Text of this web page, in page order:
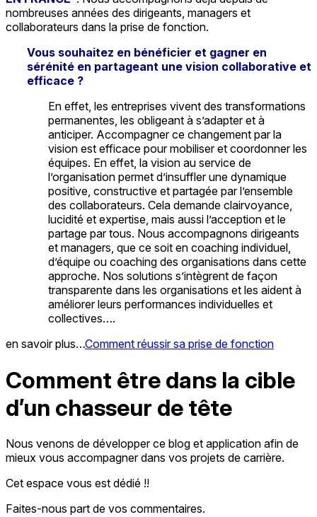
nombreuses années des dirigeants, managers et
collaborateurs dans la prise de fonction.
Vous souhaitez en bénéficier et gagner en
sérénité en partageant une vision collaborative et
efficace ?
En effet, les entreprises vivent des transformations
permanentes, les obligeant à s’adapter et à
anticiper. Accompagner ce changement par la
vision est efficace pour mobiliser et coordonner les
équipes. En effet, la vision au service de
l’organisation permet d’insuffler une dynamique
positive, constructive et partagée par l’ensemble
des collaborateurs. Cela demande clairvoyance,
lucidité et expertise, mais aussi l’acception et le
partage par tous. Nous accompagnons dirigeants
et managers, que ce soit en coaching individuel,
d’équipe ou coaching des organisations dans cette
approche. Nos solutions s’intègrent de façon
transparente dans les organisations et les aident à
améliorer leurs performances individuelles et
collectives….
en savoir plus…Comment réussir sa prise de fonction
Comment être dans la cible
d’un chasseur de tête
Nous venons de développer ce blog et application afin de
mieux vous accompagner dans vos projets de carrière.
Cet espace vous est dédié !!
Faites-nous part de vos commentaires.